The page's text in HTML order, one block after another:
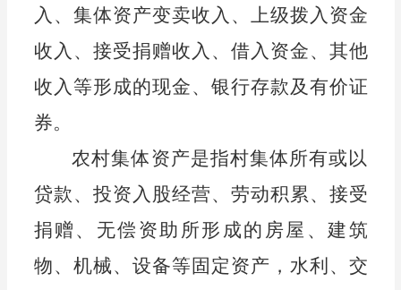
入、集体资产变卖收入、 上级拨 入 资金
收入、接受捐赠收入、 借入资金、 其他
收入等形成的现金、银行存款及有价证
券。
农村集体资产是指村集体所有或以
贷款、投资入股经营、劳动积累、接受
捐赠、无偿资助所形成的房屋、建筑
物、机械、设备等固定资产，水利、交